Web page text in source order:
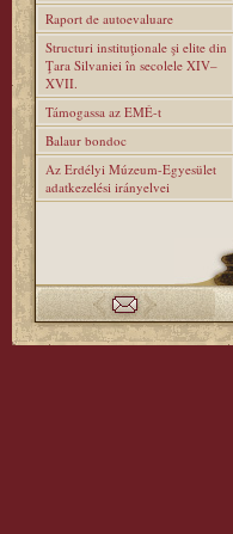
Raport de autoevaluare
Structuri instituţionale şi elite din
Ţara Silvaniei în secolele XIV–
XVII.
Támogassa az EMÉ-t
Balaur bondoc
Az Erdélyi Múzeum-Egyesület
adatkezelési irányelvei